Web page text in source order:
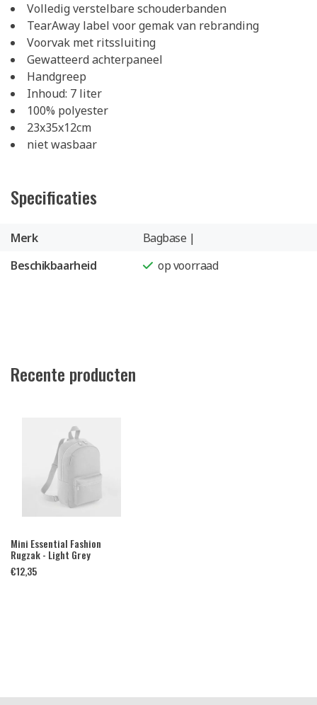
Volledig verstelbare schouderbanden
TearAway label voor gemak van rebranding
Voorvak met ritssluiting
Gewatteerd achterpaneel
Handgreep
Inhoud: 7 liter
100% polyester
23x35x12cm
niet wasbaar
Specificaties
Merk
Bagbase |
Beschikbaarheid
op voorraad
Recente producten
Mini Essential Fashion
Rugzak - Light Grey
€12,35